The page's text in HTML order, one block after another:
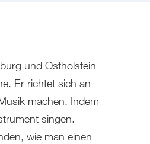
und Ostholstein
Er richtet sich an
machen. Indem
singen.
wie man einen